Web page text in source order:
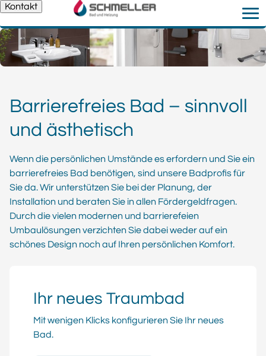
Kontakt
Barrierefreies Bad – sinnvoll
und ästhetisch
Wenn die persönlichen Umstände es erfordern und Sie ein
barrierefreies Bad benötigen, sind unsere Badprofis für
Sie da. Wir unterstützen Sie bei der Planung, der
Installation und beraten Sie in allen Fördergeldfragen.
Durch die vielen modernen und barrierefeien
Umbaulösungen verzichten Sie dabei weder auf ein
schönes Design noch auf Ihren persönlichen Komfort.
Ihr neues Traumbad
Mit wenigen Klicks konfigurieren Sie Ihr neues
Bad.